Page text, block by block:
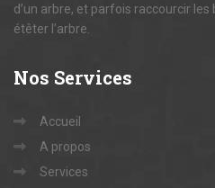
d’un arbre, et parfois raccourcir
étêter l’arbre.
Nos Services
Accueil
A propos
Services